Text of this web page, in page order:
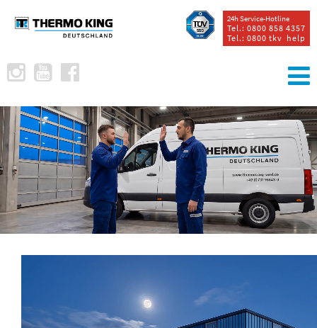
24h Service-Hotline
Tel.: 0800 858 4357
Tel.: 0800 tkv help